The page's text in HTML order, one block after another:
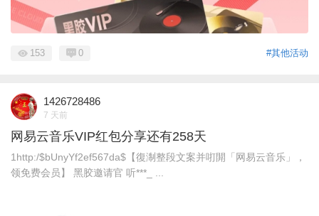
#其他活动
153 0
1426728486
7 天前
网易云音乐VIP红包分享还有258天
1http:/$bUnyYf2ef567da$【復淛整段文案并咑閞「网易云音乐」，
领免费会员】 黑胶邀请官 听***_ ...